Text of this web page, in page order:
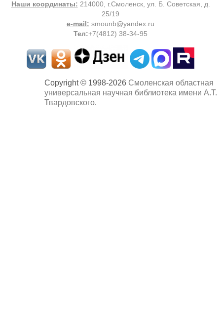
Наши координаты: 214000, г.Смоленск, ул. Б. Советская, д.
25/19
e-mail: smounb@yandex.ru
Тел:+7(4812) 38-34-95
Copyright © 1998-2026 Смоленская областная
универсальная научная библиотека имени А.Т.
Твардовского.